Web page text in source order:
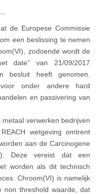
de Europese Commissie
een beslissing te nemen
zodoende wordt de
date” van 21/09/2017
besluit heeft genomen.
onder andere hard
en passivering van
verwerken bedrijven
wetgeving omtrent
aan de Carcinogene
Deze vereist dat een
worden als dit technisch
Chroom(VI) is namelijk
non threshold waarde, dat